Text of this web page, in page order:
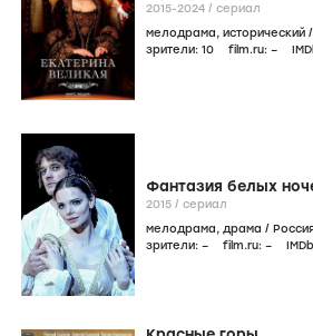
2015-2024 / сериал
мелодрама, исторический /
зрители: 10 film.ru: –
Фантазия белых
2015 / сериал
мелодрама, драма /
зрители: – film.ru: –